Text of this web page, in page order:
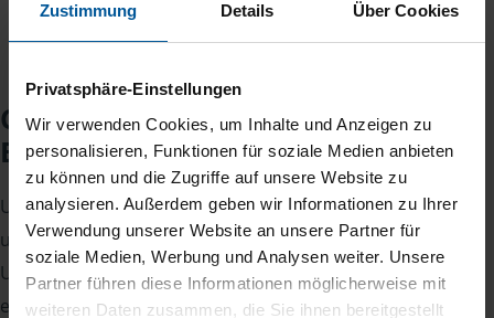
Zustimmung Details Über Cookies
Privatsphäre-Einstellungen
Wir verwenden Cookies, um Inhalte und Anzeigen zu
personalisieren, Funktionen für soziale Medien anbieten
zu können und die Zugriffe auf unsere Website zu
analysieren. Außerdem geben wir Informationen zu Ihrer
Verwendung unserer Website an unsere Partner für
soziale Medien, Werbung und Analysen weiter. Unsere
Partner führen diese Informationen möglicherweise mit
weiteren Daten zusammen, die Sie ihnen bereitgestellt
Checkliste für Ihr
Beratungsgespräch
Um Ihre Steuererklärung erstellen zu können, benötigen
unsere Beraterinnen und Berater eine Reihe von
Unterlagen von Ihnen. Dazu gehört beispielsweise die
elektronische Lohnsteuerbescheinigung, Ihre